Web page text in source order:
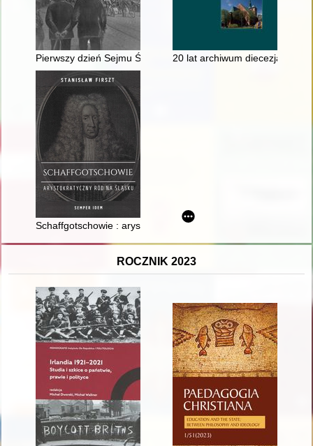
Pierwszy dzień Sejmu Śląskiego : przygotowania i przebieg
20 lat archiwum diecezjalnego
Schaffgotschowie : arystokratyczny ród na Śląsku
ROCZNIK 2023